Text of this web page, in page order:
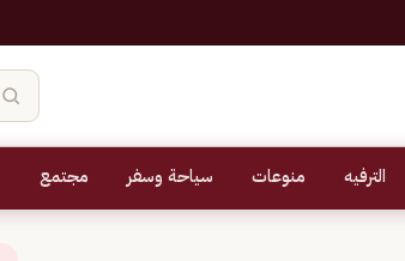
الترفيه منوعات سياحة وسفر مجتمع